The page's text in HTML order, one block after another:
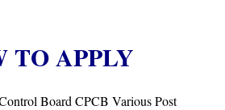
TO APPLY
Board CPCB Various Post